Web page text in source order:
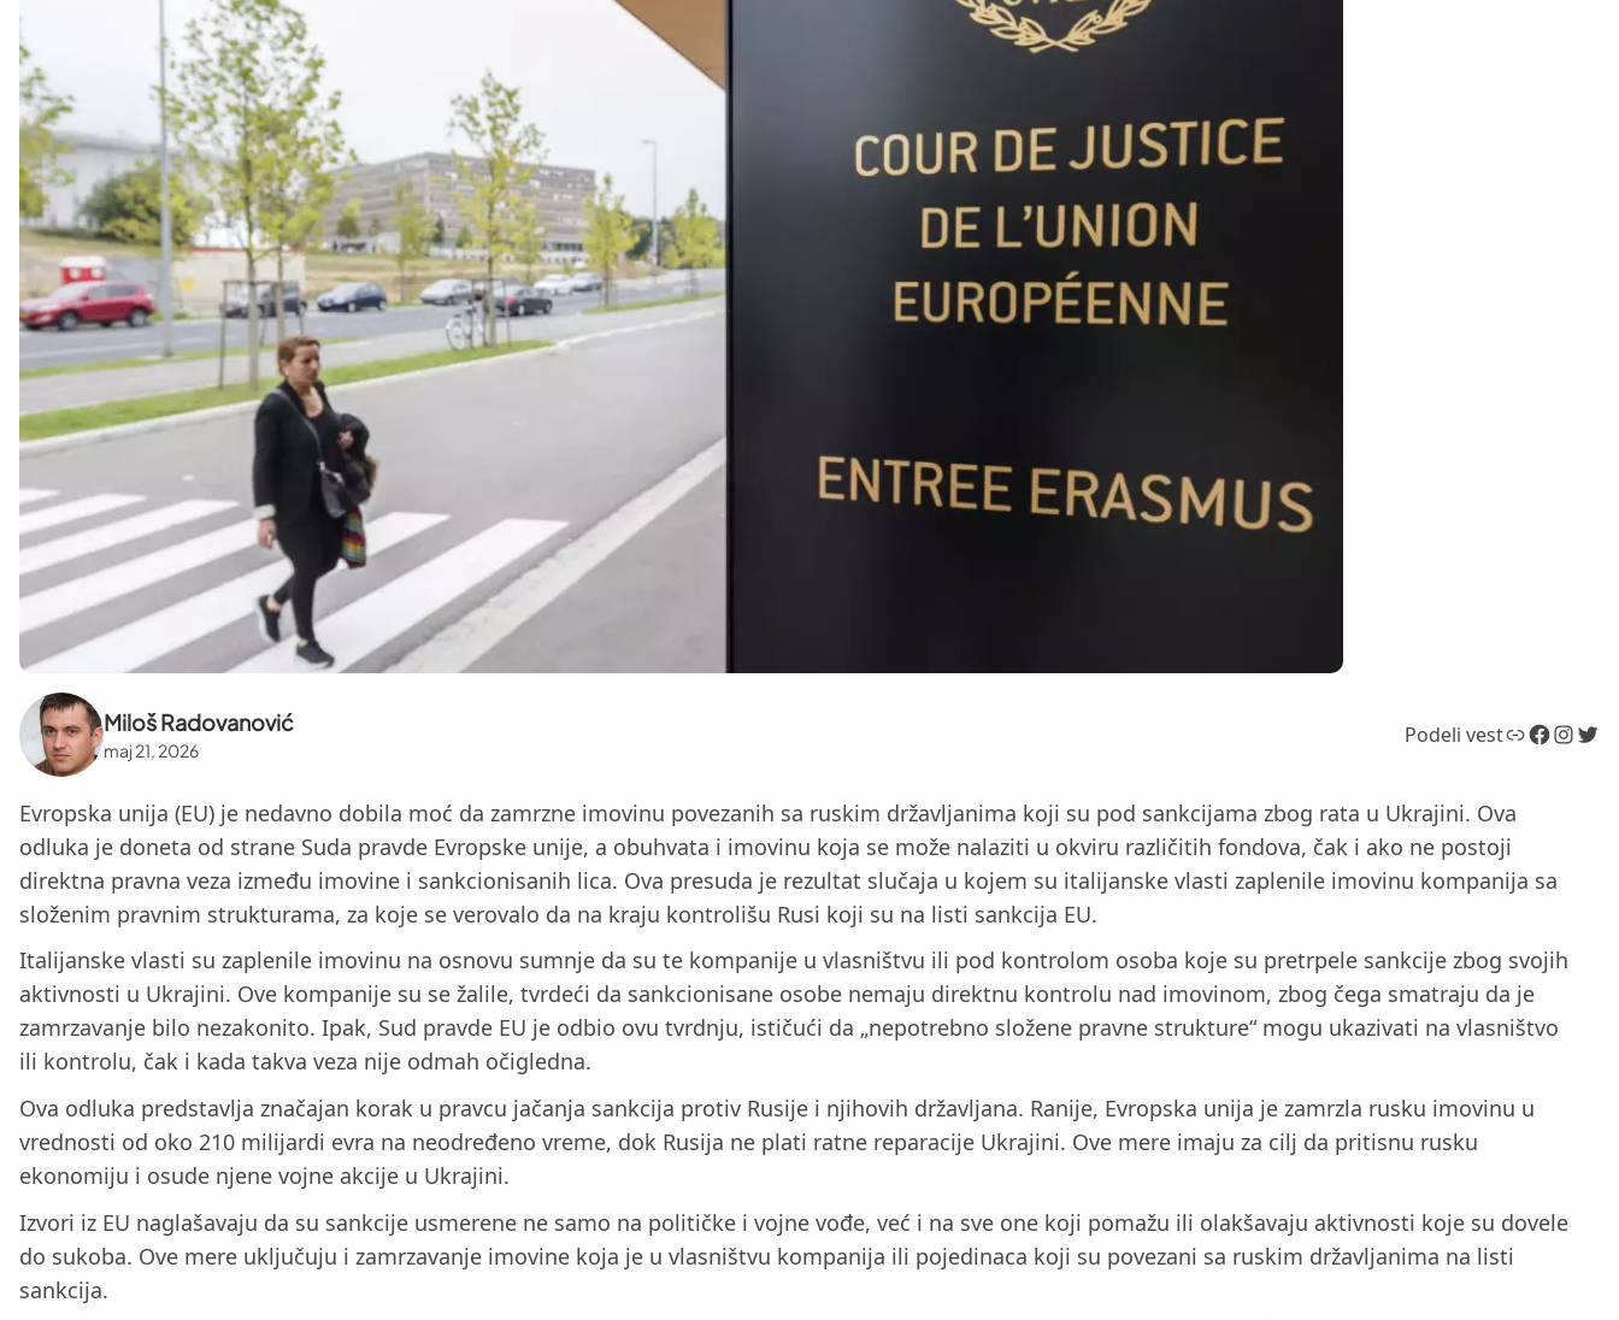
Miloš Radovanović
maj 21, 2026
Podeli vestLink Facebook InstagramTwitter
Evropska unija (EU) je nedavno dobila moć da zamrzne imovinu povezanih sa ruskim državljanima koji su pod sankcijama zbog rata u Ukrajini. Ova
odluka je doneta od strane Suda pravde Evropske unije, a obuhvata i imovinu koja se može nalaziti u okviru različitih fondova, čak i ako ne postoji
direktna pravna veza između imovine i sankcionisanih lica. Ova presuda je rezultat slučaja u kojem su italijanske vlasti zaplenile imovinu kompanija sa
složenim pravnim strukturama, za koje se verovalo da na kraju kontrolišu Rusi koji su na listi sankcija EU.
Italijanske vlasti su zaplenile imovinu na osnovu sumnje da su te kompanije u vlasništvu ili pod kontrolom osoba koje su pretrpele sankcije zbog svojih
aktivnosti u Ukrajini. Ove kompanije su se žalile, tvrdeći da sankcionisane osobe nemaju direktnu kontrolu nad imovinom, zbog čega smatraju da je
zamrzavanje bilo nezakonito. Ipak, Sud pravde EU je odbio ovu tvrdnju, ističući da „nepotrebno složene pravne strukture“ mogu ukazivati na vlasništvo
ili kontrolu, čak i kada takva veza nije odmah očigledna.
Ova odluka predstavlja značajan korak u pravcu jačanja sankcija protiv Rusije i njihovih državljana. Ranije, Evropska unija je zamrzla rusku imovinu u
vrednosti od oko 210 milijardi evra na neodređeno vreme, dok Rusija ne plati ratne reparacije Ukrajini. Ove mere imaju za cilj da pritisnu rusku
ekonomiju i osude njene vojne akcije u Ukrajini.
Izvori iz EU naglašavaju da su sankcije usmerene ne samo na političke i vojne vođe, već i na sve one koji pomažu ili olakšavaju aktivnosti koje su dovele
do sukoba. Ove mere uključuju i zamrzavanje imovine koja je u vlasništvu kompanija ili pojedinaca koji su povezani sa ruskim državljanima na listi
sankcija.